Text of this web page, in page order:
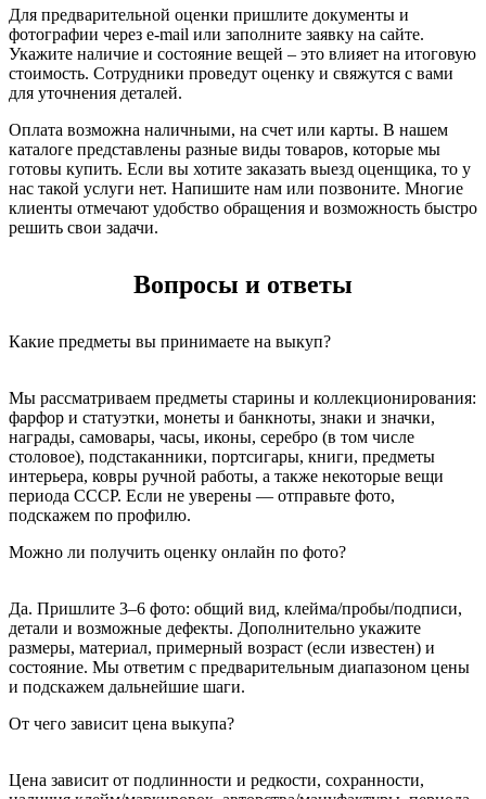
Для предварительной оценки пришлите документы и
фотографии через e-mail или заполните заявку на сайте.
Укажите наличие и состояние вещей – это влияет на итоговую
стоимость. Сотрудники проведут оценку и свяжутся с вами
для уточнения деталей.
Оплата возможна наличными, на счет или карты. В нашем
каталоге представлены разные виды товаров, которые мы
готовы купить. Если вы хотите заказать выезд оценщика, то у
нас такой услуги нет. Напишите нам или позвоните. Многие
клиенты отмечают удобство обращения и возможность быстро
решить свои задачи.
Вопросы и ответы
Какие предметы вы принимаете на выкуп?
Мы рассматриваем предметы старины и коллекционирования:
фарфор и статуэтки, монеты и банкноты, знаки и значки,
награды, самовары, часы, иконы, серебро (в том числе
столовое), подстаканники, портсигары, книги, предметы
интерьера, ковры ручной работы, а также некоторые вещи
периода СССР. Если не уверены — отправьте фото,
подскажем по профилю.
Можно ли получить оценку онлайн по фото?
Да. Пришлите 3–6 фото: общий вид, клейма/пробы/подписи,
детали и возможные дефекты. Дополнительно укажите
размеры, материал, примерный возраст (если известен) и
состояние. Мы ответим с предварительным диапазоном цены
и подскажем дальнейшие шаги.
От чего зависит цена выкупа?
Цена зависит от подлинности и редкости, сохранности,